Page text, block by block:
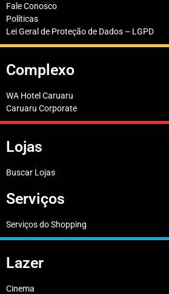
Fale Conosco
Políticas
Lei Geral de Proteção de Dados – LGPD
Complexo
WA Hotel Caruaru
Caruaru Corporate
Lojas
Buscar Lojas
Serviços
Serviços do Shopping
Lazer
Cinema